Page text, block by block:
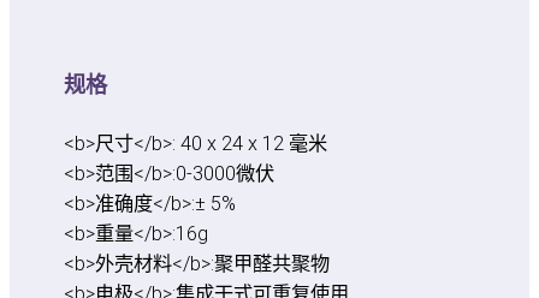
规格
<b>尺寸</b>:40 x 24 x 12 毫米
<b>范围</b>:0-3000微伏
<b>准确度</b>:± 5%
<b>重量</b>:16g
<b>外壳材料</b>:聚甲醛共聚物